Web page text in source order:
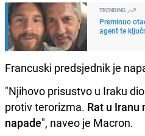
TRENDING
Preminuo
agent te
Francuski predsjednik je
"Njihovo prisustvo u Iraku
protiv terorizma. Rat u Iranu
napade", naveo je Macron.